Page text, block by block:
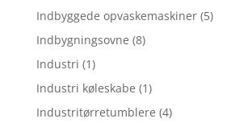
Indbyggede opvaskemaskiner (5)
Indbygningsovne (8)
Industri (1)
Industri køleskabe (1)
Industritørretumblere (4)